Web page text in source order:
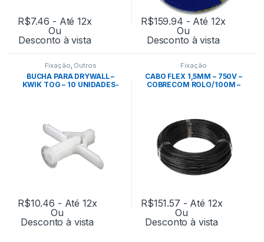
R$7.46 - Até 12x
Ou
Desconto à vista
R$159.94 - Até 12x
Ou
Desconto à vista
Fixação, Outros
BUCHA PARA DRYWALL –
KWIK TOG – 10 UNIDADES-
R$10.46 - Até 12x
Ou
Desconto à vista
Fixação
CABO FLEX 1,5MM – 750V –
COBRECOM ROLO/100M –
R$151.57 - Até 12x
Ou
Desconto à vista